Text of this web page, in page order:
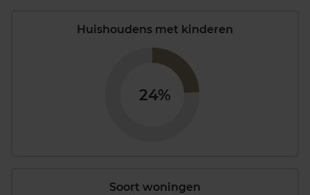
Huishoudens met kinderen
24%
Soort woningen